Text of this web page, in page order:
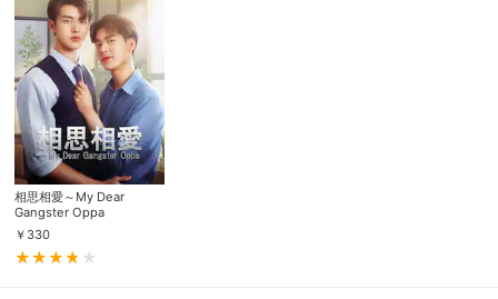
相思相愛～My Dear
Gangster Oppa
￥ 330